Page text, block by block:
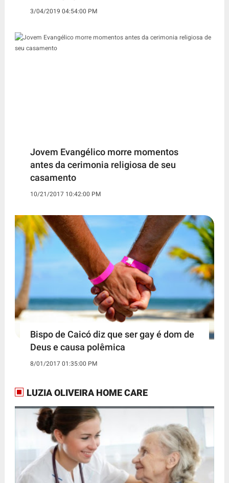
3/04/2019 04:54:00 PM
Jovem Evangélico morre momentos
antes da cerimonia religiosa de seu
casamento
10/21/2017 10:42:00 PM
Bispo de Caicó diz que ser gay é dom de
Deus e causa polêmica
8/01/2017 01:35:00 PM
LUZIA OLIVEIRA HOME CARE